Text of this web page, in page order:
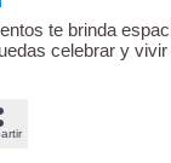
te brinda
celebrar y